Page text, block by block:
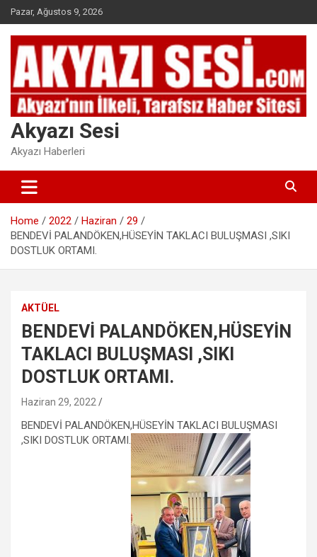
Skip
to
content
Pazar, Ağustos 9, 2026
Akyazı Sesi
Akyazı Haberleri
Home 2022 Haziran
29
BENDEVİ PALANDÖKEN,HÜSEYİN TAKLACI BULUŞMASI ,SIKI
DOSTLUK ORTAMI.
AKTÜEL
BENDEVİ PALANDÖKEN,HÜSEYİN
TAKLACI BULUŞMASI ,SIKI
DOSTLUK ORTAMI.
Haziran 29, 2022
BENDEVİ PALANDÖKEN,HÜSEYİN TAKLACI BULUŞMASI
,SIKI DOSTLUK ORTAMI.